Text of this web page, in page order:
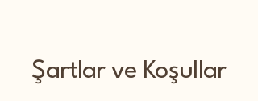
Şartlar ve Koşullar